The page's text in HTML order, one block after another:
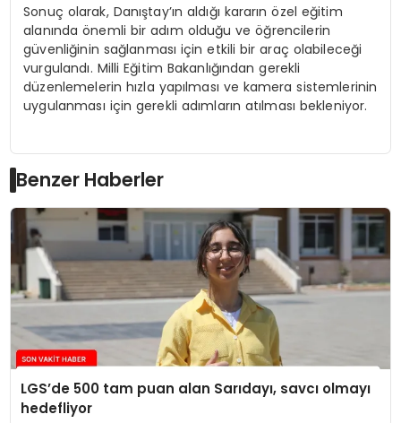
Sonuç olarak, Danıştay’ın aldığı kararın özel eğitim
alanında önemli bir adım olduğu ve öğrencilerin
güvenliğinin sağlanması için etkili bir araç olabileceği
vurgulandı. Milli Eğitim Bakanlığından gerekli
düzenlemelerin hızla yapılması ve kamera sistemlerinin
uygulanması için gerekli adımların atılması bekleniyor.
Benzer Haberler
LGS’de 500 tam puan alan Sarıdayı, savcı olmayı
hedefliyor